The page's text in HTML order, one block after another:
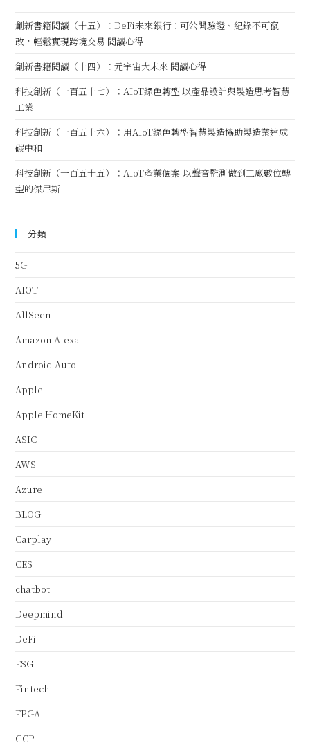
創新書籍閱讀（十五）：DeFi未來銀行：可公開驗證、紀錄不可竄
改，輕鬆實現跨境交易 閱讀心得
創新書籍閱讀（十四）：元宇宙大未來 閱讀心得
科技創新（一百五十七）：AIoT綠色轉型 以產品設計與製造思考智慧
工業
科技創新（一百五十六）：用AIoT綠色轉型智慧製造協助製造業達成
碳中和
科技創新（一百五十五）：AIoT產業個案-以聲音監測做到工廠數位轉
型的傑尼斯
分類
5G
AIOT
AllSeen
Amazon Alexa
Android Auto
Apple
Apple HomeKit
ASIC
AWS
Azure
BLOG
Carplay
CES
chatbot
Deepmind
DeFi
ESG
Fintech
FPGA
GCP